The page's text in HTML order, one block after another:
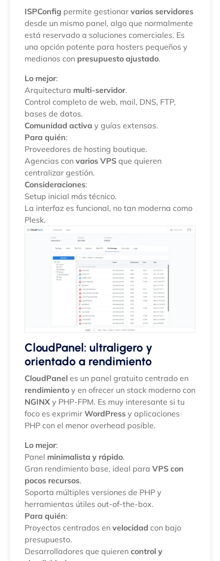
ISPConfig permite gestionar varios servidores
desde un mismo panel, algo que normalmente
está reservado a soluciones comerciales. Es
una opción potente para hosters pequeños y
medianos con presupuesto ajustado.
Lo mejor:
Arquitectura multi-servidor.
Control completo de web, mail, DNS, FTP,
bases de datos.
Comunidad activa y guías extensas.
Para quién:
Proveedores de hosting boutique.
Agencias con varios VPS que quieren
centralizar gestión.
Consideraciones:
Setup inicial más técnico.
La interfaz es funcional, no tan moderna como
Plesk.
CloudPanel: ultraligero y
orientado a rendimiento
CloudPanel es un panel gratuito centrado en
rendimiento y en ofrecer un stack moderno con
NGINX y PHP-FPM. Es muy interesante si tu
foco es exprimir WordPress y aplicaciones
PHP con el menor overhead posible.
Lo mejor:
Panel minimalista y rápido.
Gran rendimiento base, ideal para VPS con
pocos recursos.
Soporta múltiples versiones de PHP y
herramientas útiles out-of-the-box.
Para quién:
Proyectos centrados en velocidad con bajo
presupuesto.
Desarrolladores que quieren control y